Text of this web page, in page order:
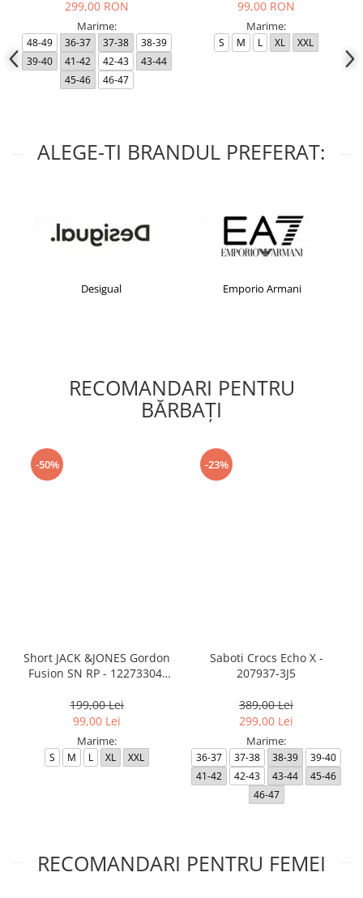
299,00 RON
Marime:
48-49 36-37 37-38
38-39
39-40
41-42 42-43
43-44
45-46
46-47
99,00 RON
Marime:
S M L XL XXL
ALEGE-TI BRANDUL PREFERAT:
Desigual Emporio Armani
RECOMANDARI PENTRU
BĂRBAŢI
-50%
Short JACK &JONES Gordon
Fusion SN RP - 12273304-
199,00 Lei
99,00 Lei
Marime:
S M L XL XXL
-23%
Saboti Crocs Echo X -
207937-3J5
389,00 Lei
299,00 Lei
Marime:
36-37 37-38 38-39
39-40
41-42
42-43 43-44
45-46
46-47
RECOMANDARI PENTRU FEMEI